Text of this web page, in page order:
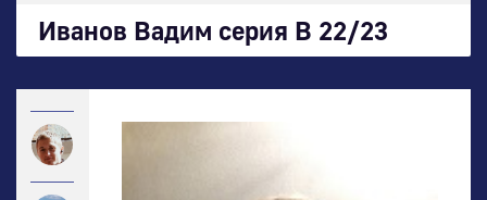
Иванов Вадим серия В 22/23